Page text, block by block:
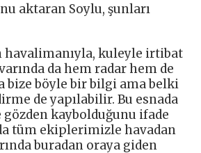
aktaran Soylu, şunları
havalimanıyla, kuleyle irtibat
da hem radar hem de
bize böyle bir bilgi ama belki
de yapılabilir. Bu esnada
gözden kaybolduğunu ifade
tüm ekiplerimizle havadan
buradan oraya giden